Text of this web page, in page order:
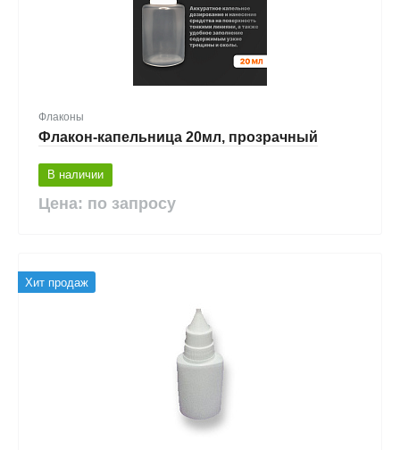
Флаконы
Флакон-капельница 20мл, прозрачный
В наличии
Цена: по запросу
Хит продаж